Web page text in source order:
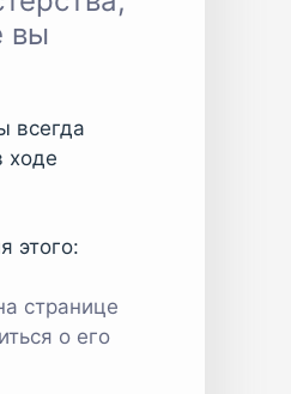
вы
всегда
ходе
этого:
странице
о его